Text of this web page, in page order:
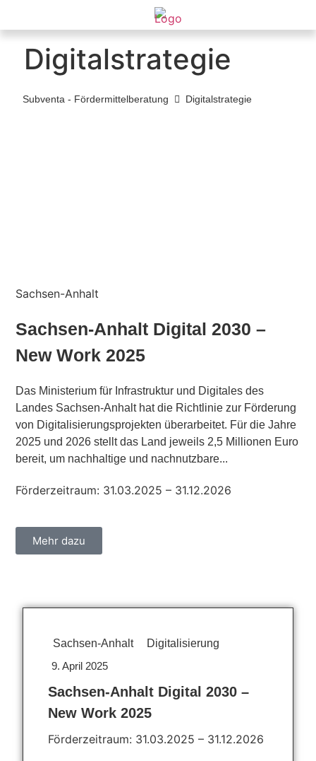
Digitalstrategie
Subventa ‐ Fördermittelberatung Digitalstrategie
Sachsen-Anhalt
Sachsen-Anhalt Digital 2030 –
New Work 2025
Das Ministerium für Infrastruktur und Digitales des
Landes Sachsen-Anhalt hat die Richtlinie zur Förderung
von Digitalisierungsprojekten überarbeitet. Für die Jahre
2025 und 2026 stellt das Land jeweils 2,5 Millionen Euro
bereit, um nachhaltige und nachnutzbare...
Förderzeitraum: 31.03.2025 – 31.12.2026
Mehr dazu
Sachsen-Anhalt
Digitalisierung
9. April 2025
Sachsen-Anhalt Digital 2030 –
New Work 2025
Förderzeitraum: 31.03.2025 – 31.12.2026